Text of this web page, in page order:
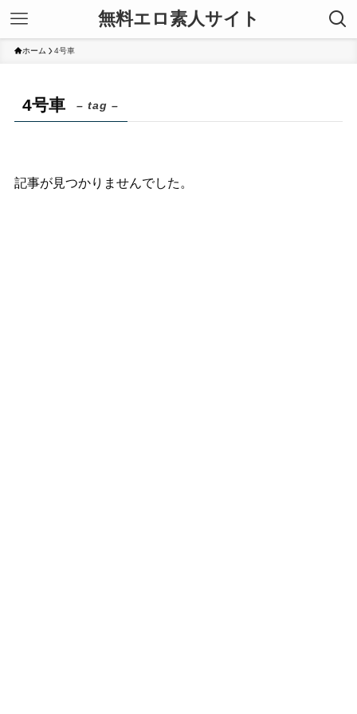
無料エロ素人サイト
ホーム 4号車
4号車 – tag –
記事が見つかりませんでした。